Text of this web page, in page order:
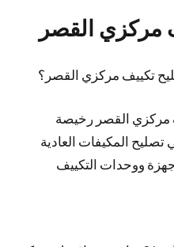
مركزي القصر
تكييف مركزي القصر؟
مركزي القصر رخيصة
المكيفات العادية
ووحدات التكييف